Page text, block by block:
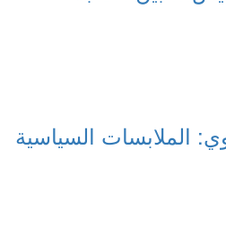
الملابسات السياسية